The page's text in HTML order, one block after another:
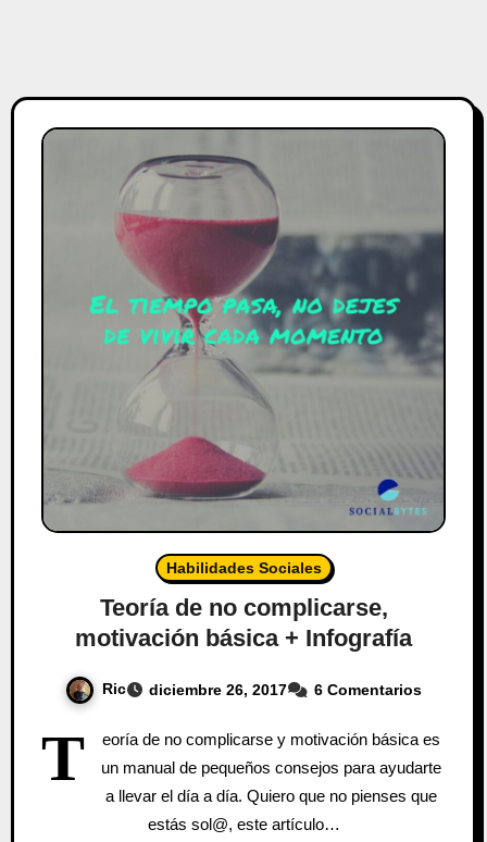
Habilidades Sociales
Teoría de no complicarse,
motivación básica + Infografía
Ric diciembre 26, 2017 6 Comentarios
T
eoría de no complicarse y motivación básica es
un manual de pequeños consejos para ayudarte
a llevar el día a día. Quiero que no pienses que
estás sol@, este artículo…